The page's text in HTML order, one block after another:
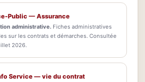
Public — Assurance
administrative. Fiches administratives
sur les contrats et démarches. Consultée
2026.
Service — vie du contrat